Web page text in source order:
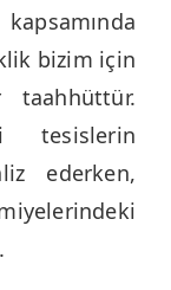
bizim için
tesislerin
ederken,